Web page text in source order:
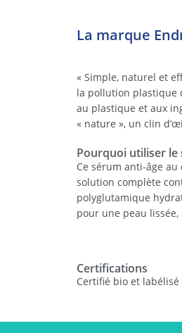
La marque
« Simple, naturel et
la pollution plastique
au plastique et aux
« nature », un clin
Pourquoi utiliser le
Ce sérum anti-âge
solution complète
polyglutamique
pour une peau
Certifications
Certifié bio et labélisé